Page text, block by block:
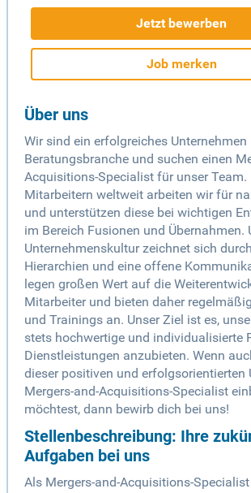
Jetzt bewerben
Job merken
Über uns
Wir sind ein erfolgreiches Unternehmen
Beratungsbranche und suchen einen
Acquisitions-Specialist für unser Team.
Mitarbeitern weltweit arbeiten wir für
und unterstützen diese bei wichtigen
im Bereich Fusionen und Übernahmen.
Unternehmenskultur zeichnet sich
Hierarchien und eine offene
legen großen Wert auf die
Mitarbeiter und bieten daher
und Trainings an. Unser Ziel ist es,
stets hochwertige und individualisierte
Dienstleistungen anzubieten. Wenn
dieser positiven und erfolgsorientierten
Mergers-and-Acquisitions-Specialist
möchtest, dann bewirb dich bei uns!
Stellenbeschreibung: Ihre
Aufgaben bei uns
Als Mergers-and-Acquisitions-